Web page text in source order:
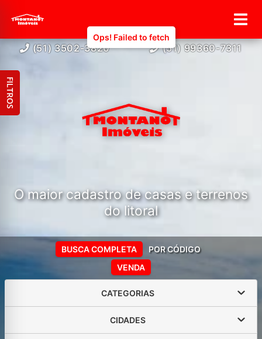
(51) 3502-3820 (51) 99360-7311
O maior cadastro de casas e terrenos
do litoral
VENDA
BUSCA COMPLETA POR CÓDIGO
CATEGORIAS
CIDADES
FILTROS